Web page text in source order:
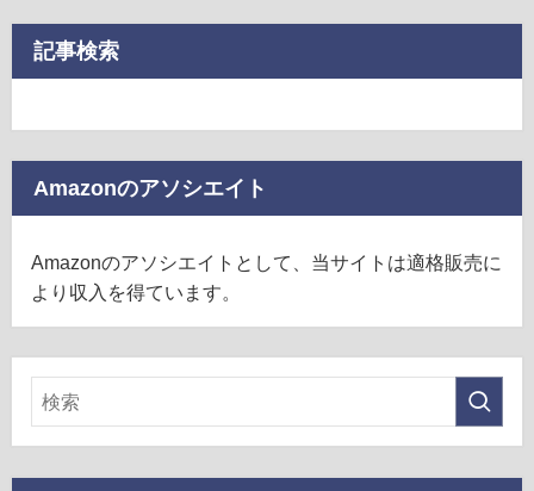
記事検索
Amazonのアソシエイト
Amazonのアソシエイトとして、当サイトは適格販売に
より収入を得ています。